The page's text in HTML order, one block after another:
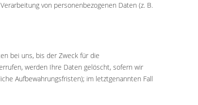
von personenbezogenen Daten (z. B.
bei uns, bis der Zweck für die
werden Ihre Daten gelöscht, sofern wir
Aufbewahrungsfristen); im letztgenannten Fall